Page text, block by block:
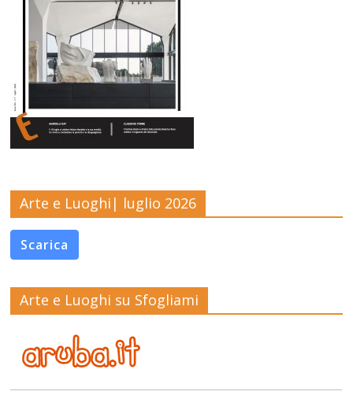
Arte e Luoghi| luglio 2026
Scarica
Arte e Luoghi su Sfogliami